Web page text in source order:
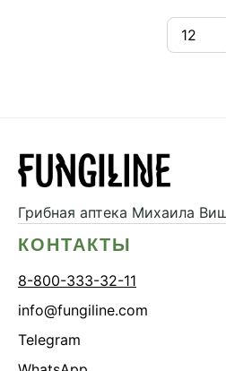
Грибная аптека Михаила
КОНТАКТЫ
8-800-333-32-11
info@fungiline.com
Telegram